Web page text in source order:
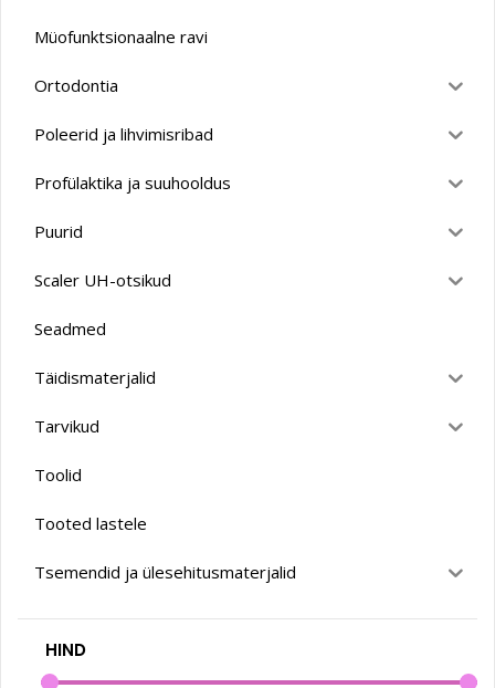
Müofunktsionaalne ravi
Ortodontia
Poleerid ja lihvimisribad
Profülaktika ja suuhooldus
Puurid
Scaler UH-otsikud
Seadmed
Täidismaterjalid
Tarvikud
Toolid
Tooted lastele
Tsemendid ja ülesehitusmaterjalid
HIND